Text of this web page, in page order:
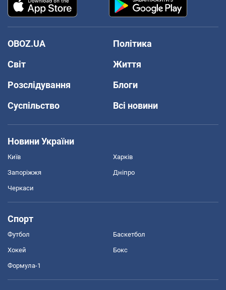
OBOZ.UA
Політика
Світ
Життя
Розслідування
Блоги
Суспільство
Всі новини
Новини України
Київ Харків
Запоріжжя Дніпро
Черкаси
Спорт
Футбол Баскетбол
Хокей Бокс
Формула-1